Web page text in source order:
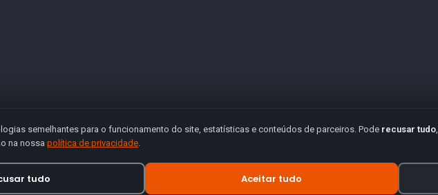
semelhantes para o funcionamento do site, estatísticas e conteúdos de parceiros. Pode recusar tudo,
na nossa política de privacidade.
tudo Aceitar tudo